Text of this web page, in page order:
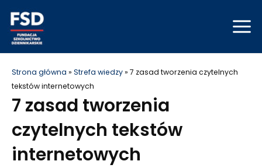
content
Strona główna » Strefa wiedzy» 7 zasad tworzenia czytelnych
tekstów internetowych
7 zasad tworzenia
czytelnych tekstów
internetowych